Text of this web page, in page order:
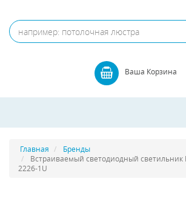
Ваша Корзина
Главная
Бренды
Встраиваемый светодиодный светильник
2226-1U